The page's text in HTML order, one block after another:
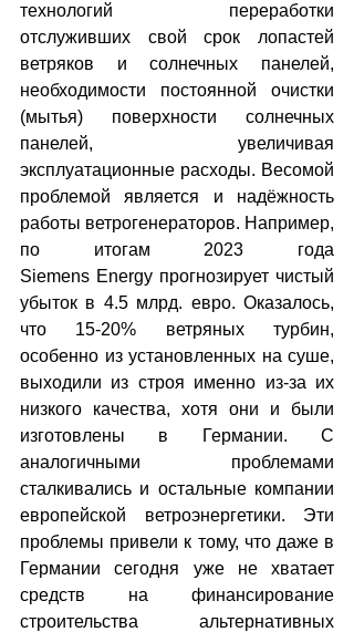
технологий переработки
отслуживших свой срок лопастей
ветряков и солнечных панелей,
необходимости постоянной очистки
(мытья) поверхности солнечных
панелей, увеличивая
эксплуатационные расходы. Весомой
проблемой является и надёжность
работы ветрогенераторов. Например,
по итогам 2023 года
Siemens Energy прогнозирует чистый
убыток в 4.5 млрд. евро. Оказалось,
что 15-20% ветряных турбин,
особенно из установленных на суше,
выходили из строя именно из-за их
низкого качества, хотя они и были
изготовлены в Германии. С
аналогичными проблемами
сталкивались и остальные компании
европейской ветроэнергетики. Эти
проблемы привели к тому, что даже в
Германии сегодня уже не хватает
средств на финансирование
строительства альтернативных